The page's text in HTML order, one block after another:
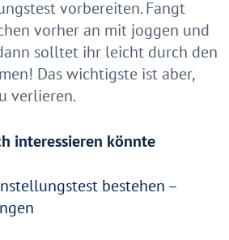
vorbereiten. Fangt
vorher an mit joggen und
solltet ihr leicht durch den
Das wichtigste ist aber,
verlieren.
interessieren könnte
bestehen –